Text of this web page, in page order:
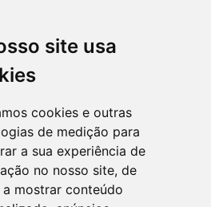
site usa
cookies e outras
de medição para
a sua experiência de
no nosso site, de
mostrar conteúdo
DO SUL
PARANÁ
- CEP: 86.970-000
8828, (44) 99935-8839
a Sexta-feira